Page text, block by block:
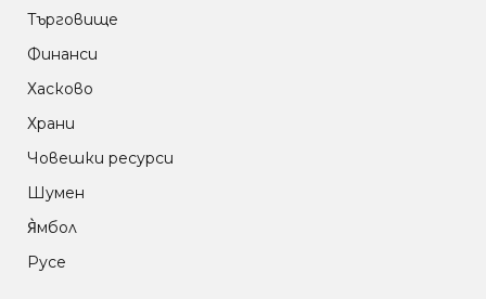
Търговище
Финанси
Хасково
Храни
Човешки ресурси
Шумен
Я̀мбол
Русе